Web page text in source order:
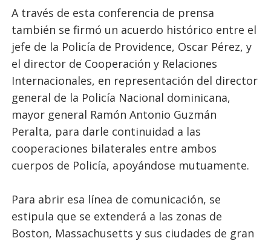
A través de esta conferencia de prensa
también se firmó un acuerdo histórico entre el
jefe de la Policía de Providence, Oscar Pérez, y
el director de Cooperación y Relaciones
Internacionales, en representación del director
general de la Policía Nacional dominicana,
mayor general Ramón Antonio Guzmán
Peralta, para darle continuidad a las
cooperaciones bilaterales entre ambos
cuerpos de Policía, apoyándose mutuamente.
Para abrir esa línea de comunicación, se
estipula que se extenderá a las zonas de
Boston, Massachusetts y sus ciudades de gran